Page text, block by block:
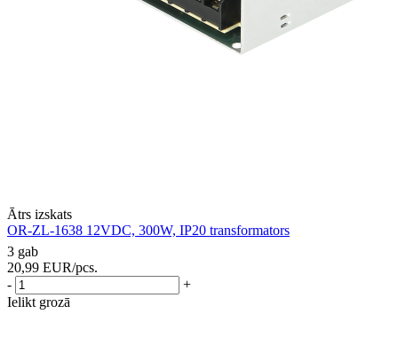
Ātrs izskats
OR-ZL-1638 12VDC, 300W, IP20 transformators
3 gab
20,99 EUR/pcs.
-
+
Ielikt grozā